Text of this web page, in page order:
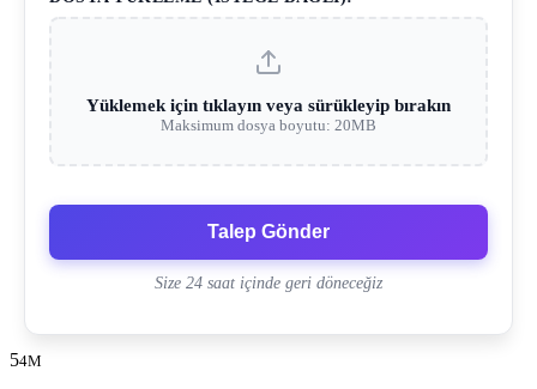
Yüklemek için tıklayın veya sürükleyip bırakın
Maksimum dosya boyutu: 20MB
Talep Gönder
Size 24 saat içinde geri döneceğiz
54M